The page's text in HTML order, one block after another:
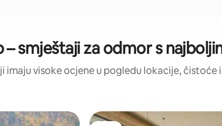
smještaji za odmor s
imaju visoke ocjene u pogledu lokacije, čistoće